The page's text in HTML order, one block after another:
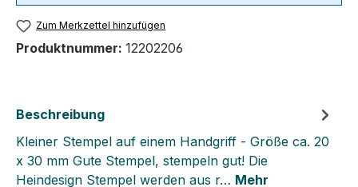
Zum Merkzettel hinzufügen
Produktnummer: 12202206
Beschreibung
Kleiner Stempel auf einem Handgriff - Größe ca. 20
x 30 mm Gute Stempel, stempeln gut! Die
Heindesign Stempel werden aus r… Mehr